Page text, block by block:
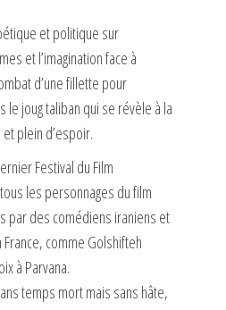
et politique sur
et l’imagination face à
d’une fillette pour
joug taliban qui se révèle à la
plein d’espoir.
Festival du Film
les personnages du film
par des comédiens iraniens et
France, comme Golshifteh
à Parvana.
temps mort mais sans hâte,